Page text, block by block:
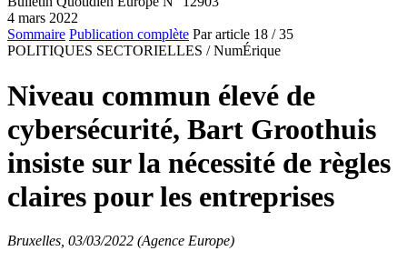
4 mars 2022
Sommaire Publication complète Par article 18 / 35
POLITIQUES SECTORIELLES / NumÉrique
Niveau commun élevé de
cybersécurité, Bart Groothuis
insiste sur la nécessité de règles
claires pour les entreprises
Bruxelles, 03/03/2022 (Agence Europe)